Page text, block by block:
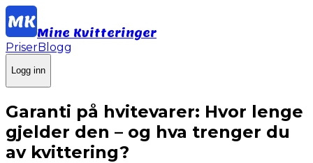
Mine Kvitteringer
PriserBlogg
Logg inn
Garanti på hvitevarer: Hvor lenge
gjelder den – og hva trenger du
av kvittering?